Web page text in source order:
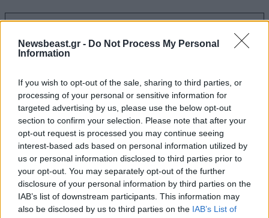
Newsbeast.gr - Do Not Process My Personal
Information
If you wish to opt-out of the sale, sharing to third parties, or
processing of your personal or sensitive information for
targeted advertising by us, please use the below opt-out
section to confirm your selection. Please note that after your
opt-out request is processed you may continue seeing
interest-based ads based on personal information utilized by
us or personal information disclosed to third parties prior to
your opt-out. You may separately opt-out of the further
disclosure of your personal information by third parties on the
IAB’s list of downstream participants. This information may
also be disclosed by us to third parties on the IAB’s List of
Google News
και μάθετε πρώτοι όλες τις ειδήσεις